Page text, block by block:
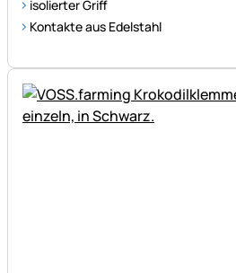
isolierter Griff
Kontakte aus Edelstahl